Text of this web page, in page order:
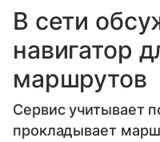
В сети
навигатор
маршрутов
Сервис учитывает
прокладывает